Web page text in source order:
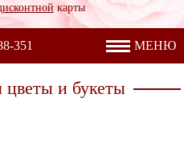
карты
351 МЕНЮ
и букеты